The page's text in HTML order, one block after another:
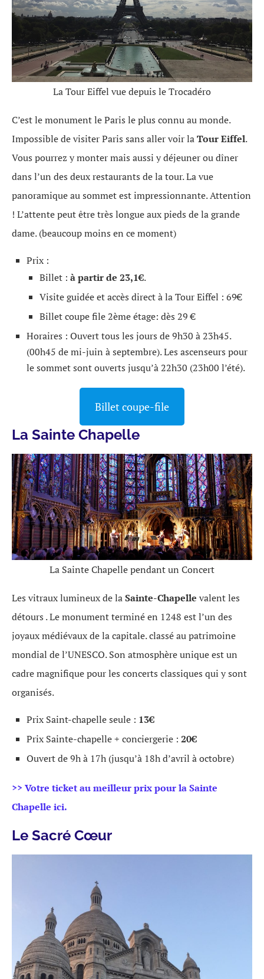
La Tour Eiffel vue depuis le Trocadéro
C’est le monument le Paris le plus connu au monde.
Impossible de visiter Paris sans aller voir laTour Eiffel.
Vous pourrez y monter mais aussi y déjeuner ou dîner
dans l’un des deux restaurants de la tour. La vue
panoramique au sommet est impressionnante. Attention
! L’attente peut être très longue aux pieds de la grande
dame. (beaucoup moins en ce moment)
Prix :
Billet : à partir de 23,1€.
Visite guidée et accès direct à la Tour Eiffel : 69€
Billet coupe file 2ème étage: dès 29 €
Horaires : Ouvert tous les jours de 9h30 à 23h45.
(00h45 de mi-juin à septembre). Les ascenseurs pour
le sommet sont ouverts jusqu’à 22h30 (23h00 l’été).
Billet coupe-file
La Sainte Chapelle
La Sainte Chapelle pendant un Concert
Les vitraux lumineux de laSainte-Chapelle valent les
détours . Le monument terminé en 1248 est l’un des
joyaux médiévaux de la capitale. classé au patrimoine
mondial de l’UNESCO. Son atmosphère unique est un
cadre magnifique pour les concerts classiques qui y sont
organisés.
Prix Saint-chapelle seule : 13€
Prix Sainte-chapelle + conciergerie : 20€
Ouvert de 9h à 17h (jusqu’à 18h d’avril à octobre)
>> Votre ticket au meilleur prix pour la Sainte
Chapelle ici.
Le Sacré Cœur